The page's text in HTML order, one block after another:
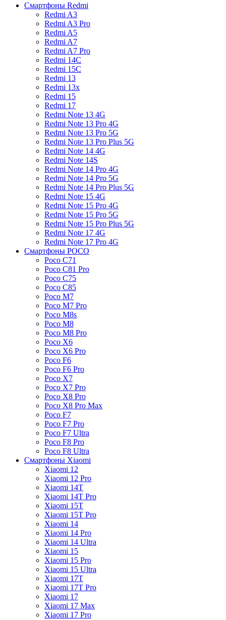
Смартфоны Redmi
Redmi A3
Redmi A3 Pro
Redmi A5
Redmi A7
Redmi A7 Pro
Redmi 14C
Redmi 15C
Redmi 13
Redmi 13x
Redmi 15
Redmi 17
Redmi Note 13 4G
Redmi Note 13 Pro 4G
Redmi Note 13 Pro 5G
Redmi Note 13 Pro Plus 5G
Redmi Note 14 4G
Redmi Note 14S
Redmi Note 14 Pro 4G
Redmi Note 14 Pro 5G
Redmi Note 14 Pro Plus 5G
Redmi Note 15 4G
Redmi Note 15 Pro 4G
Redmi Note 15 Pro 5G
Redmi Note 15 Pro Plus 5G
Redmi Note 17 4G
Redmi Note 17 Pro 4G
Смартфоны POCO
Poco C71
Poco C81 Pro
Poco C75
Poco C85
Poco M7
Poco M7 Pro
Poco M8s
Poco M8
Poco M8 Pro
Poco X6
Poco X6 Pro
Poco F6
Poco F6 Pro
Poco X7
Poco X7 Pro
Poco X8 Pro
Poco X8 Pro Max
Poco F7
Poco F7 Pro
Poco F7 Ultra
Poco F8 Pro
Poco F8 Ultra
Смартфоны Xiaomi
Xiaomi 12
Xiaomi 12 Pro
Xiaomi 14T
Xiaomi 14T Pro
Xiaomi 15T
Xiaomi 15T Pro
Xiaomi 14
Xiaomi 14 Pro
Xiaomi 14 Ultra
Xiaomi 15
Xiaomi 15 Pro
Xiaomi 15 Ultra
Xiaomi 17T
Xiaomi 17T Pro
Xiaomi 17
Xiaomi 17 Max
Xiaomi 17 Pro